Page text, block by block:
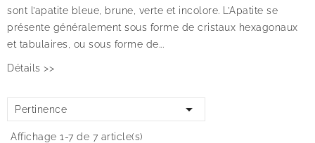
sont l’apatite bleue, brune, verte et incolore. L’Apatite se
présente généralement sous forme de cristaux hexagonaux
et tabulaires, ou sous forme de...
Détails >>
Pertinence 
Affichage 1-7 de 7 article(s)